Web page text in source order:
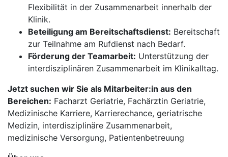
Flexibilität in der Zusammenarbeit innerhalb der
Klinik.
Beteiligung am Bereitschaftsdienst: Bereitschaft
zur Teilnahme am Rufdienst nach Bedarf.
Förderung der Teamarbeit: Unterstützung der
interdisziplinären Zusammenarbeit im Klinikalltag.
Jetzt suchen wir Sie als Mitarbeiter:in aus den
Bereichen: Facharzt Geriatrie, Fachärztin Geriatrie,
Medizinische Karriere, Karrierechance, geriatrische
Medizin, interdisziplinäre Zusammenarbeit,
medizinische Versorgung, Patientenbetreuung